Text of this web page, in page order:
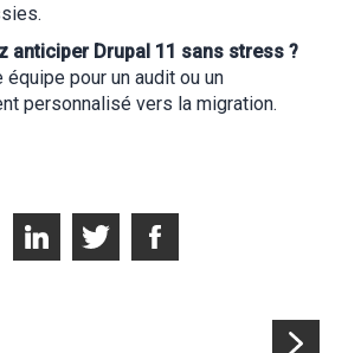
anticiper Drupal 11 sans stress ?
pour un audit ou un
personnalisé vers la migration.